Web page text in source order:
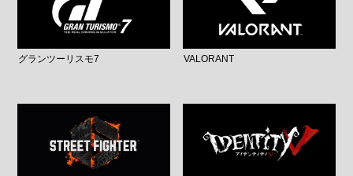
グランツーリスモ7 VALORANT